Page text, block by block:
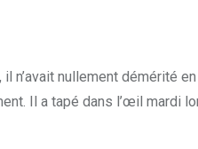
nullement démérité
Il a tapé dans l’œil mardi